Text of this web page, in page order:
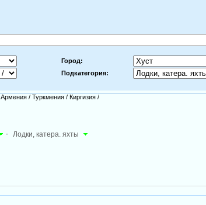
Город:
Подкатегория:
Армения / Туркмения / Киргизия /
- Лодки, катера. яхты